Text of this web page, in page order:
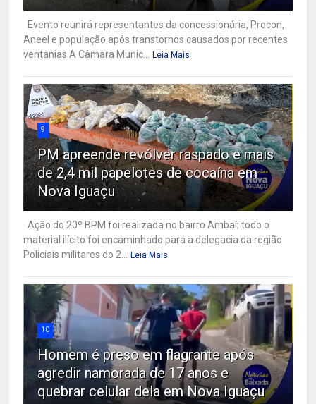
Evento reunirá representantes da concessionária, Procon,
Aneel e população após transtornos causados por recentes
ventanias A Câmara Munic...
Leia Mais
9
PM apreende revólver raspado e mais
de 2,4 mil papelotes de cocaína em
Nova Iguaçu
Ação do 20º BPM foi realizada no bairro Ambaí; todo o
material ilícito foi encaminhado para a delegacia da região
Policiais militares do 2...
Leia Mais
10
Homem é preso em flagrante após
agredir namorada de 17 anos e
quebrar celular dela em Nova Iguaçu